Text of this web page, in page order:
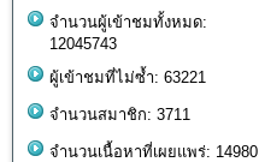
จำนวนผู้เข้าชมทั้งหมด:
12045743
ผู้เข้าชมที่ไม่ซ้ำ: 63221
จำนวนสมาชิก: 3711
จำนวนเนื้อหาที่เผยแพร่: 14980